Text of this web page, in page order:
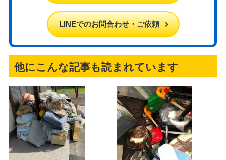
LINEでのお問合わせ・ご依頼
他にこんな記事も読まれています